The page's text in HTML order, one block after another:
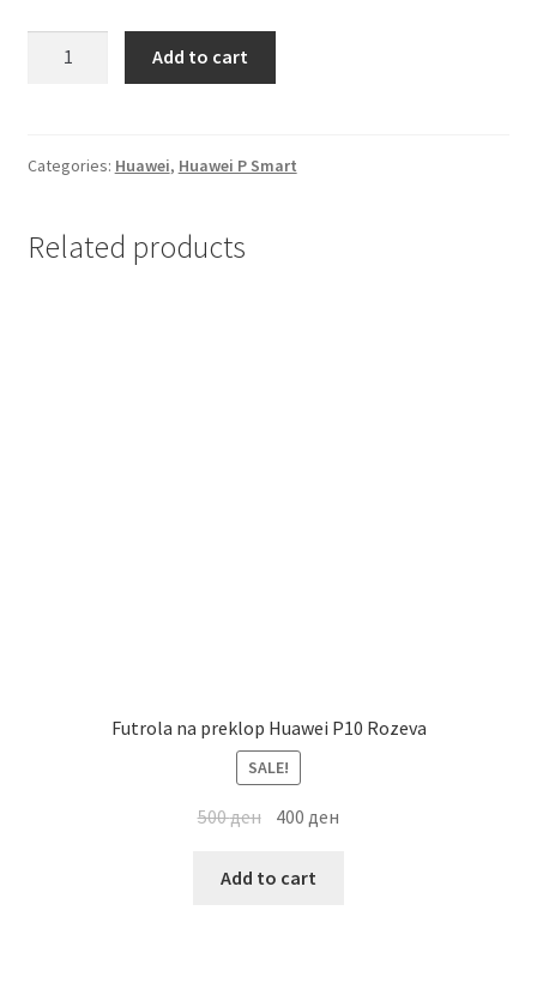
Продавница
P
quantity
Add to cart
Categories: Huawei, Huawei P Smart
Related products
Futrola na preklop Huawei P10 Rozeva
SALE!
500ден 400ден
Add to cart